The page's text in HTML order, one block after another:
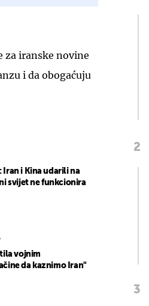
za iranske novine
i da obogaćuju
i Kina udarili na
svijet ne funkcionira
vojnim
da kaznimo Iran"